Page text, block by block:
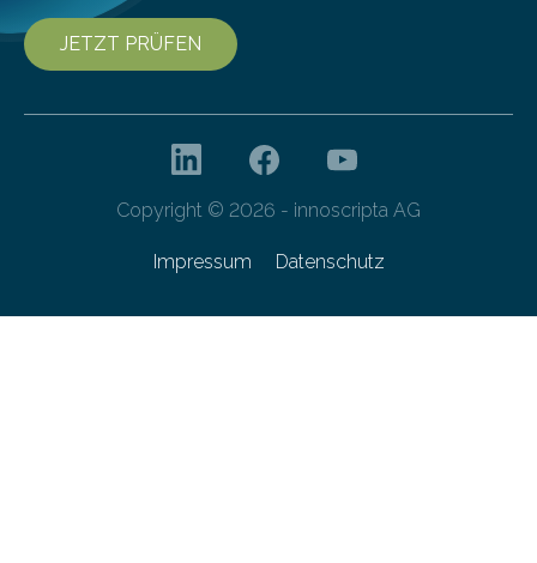
JETZT PRÜFEN
Copyright © 2026 - innoscripta AG
Impressum Datenschutz